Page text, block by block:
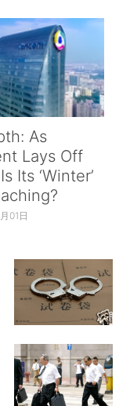
As
Lays Off
Its ‘Winter’
01日